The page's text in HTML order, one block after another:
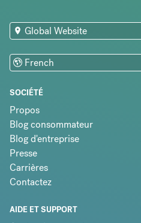
SOCIÉTÉ
Propos
Blog consommateur
Blog d'entreprise
Presse
Carrières
Contactez
AIDE ET SUPPORT